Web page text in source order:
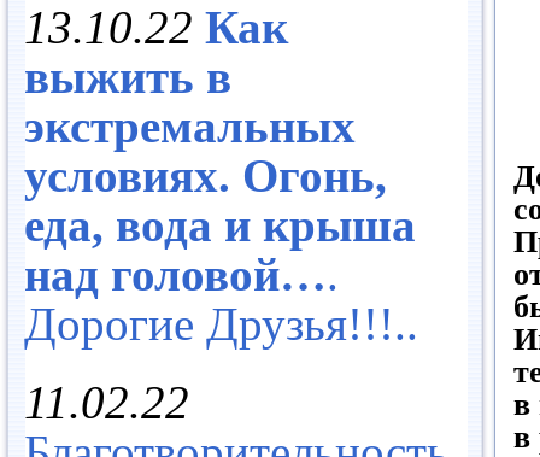
13.10.22 Как
выжить в
экстремальных
условиях. Огонь,
еда, вода и крыша
над головой….
Дорогие Друзья!!!..
11.02.22
в
в